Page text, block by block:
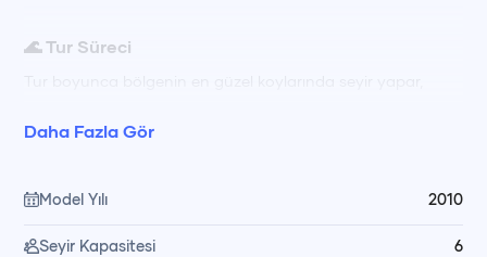
🌊 Tur Süreci
Daha Fazla Gör
Model Yılı 2010
Seyir Kapasitesi 6